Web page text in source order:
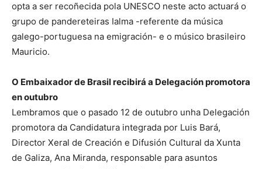
opta a ser recoñecida pola UNESCO neste acto actuará o
grupo de pandereteiras Ialma -referente da música
galego-portuguesa na emigración- e o músico brasileiro
Mauricio.
O Embaixador de Brasil recibirá a Delegación promotora
en outubro
Lembramos que o pasado 12 de outubro unha Delegación
promotora da Candidatura integrada por Luis Bará,
Director Xeral de Creación e Difusión Cultural da Xunta
de Galiza, Ana Miranda, responsable para asuntos